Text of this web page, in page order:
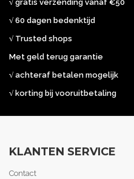
√ gratis verzending vanaf €50
√ 60 dagen bedenktijd
√ Trusted shops
Met geld terug garantie
√ achteraf betalen mogelijk
√ korting bij vooruitbetaling
KLANTEN SERVICE
Contact